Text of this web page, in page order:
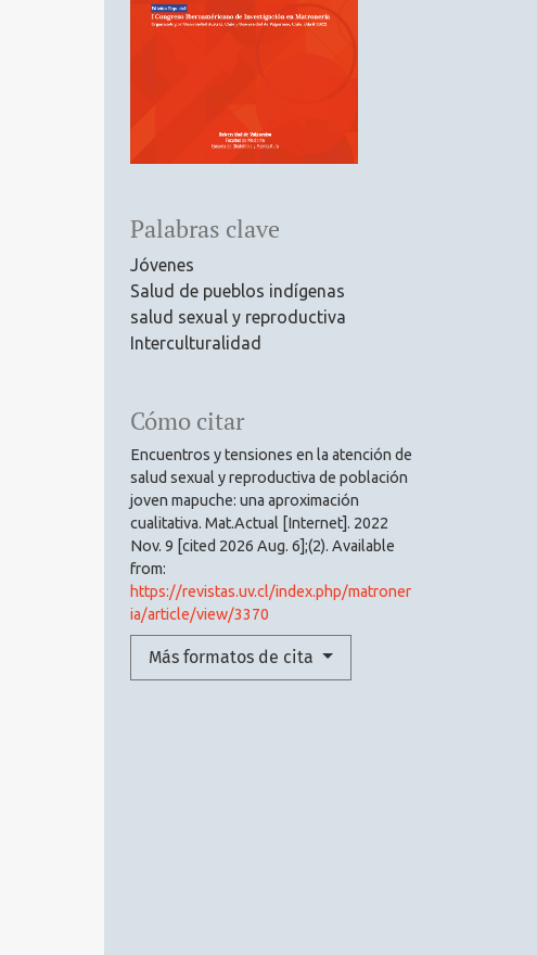
Palabras clave
Jóvenes
Salud de pueblos indígenas
salud sexual y reproductiva
Interculturalidad
Cómo citar
Encuentros y tensiones en la atención de
salud sexual y reproductiva de población
joven mapuche: una aproximación
cualitativa. Mat.Actual [Internet]. 2022
Nov. 9 [cited 2026 Aug. 6];(2). Available
from:
https://revistas.uv.cl/index.php/matroner
ia/article/view/3370
Más formatos de cita